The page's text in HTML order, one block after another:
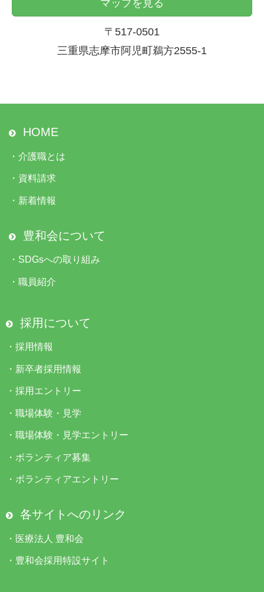
マップを見る
〒517-0501
三重県志摩市阿児町鵜方2555-1
HOME
・ 介護職とは
・ 資料請求
・ 新着情報
豊和会について
・ SDGsへの取り組み
・ 職員紹介
採用について
・ 採用情報
・ 新卒者採用情報
・ 採用エントリー
・ 職場体験・見学
・ 職場体験・見学エントリー
・ ボランティア募集
・ ボランティアエントリー
各サイトへのリンク
・ 医療法人 豊和会
・ 豊和会採用特設サイト